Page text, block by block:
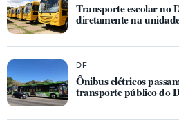
Transporte escolar no
diretamente na
DF
Ônibus elétricos
transporte público do